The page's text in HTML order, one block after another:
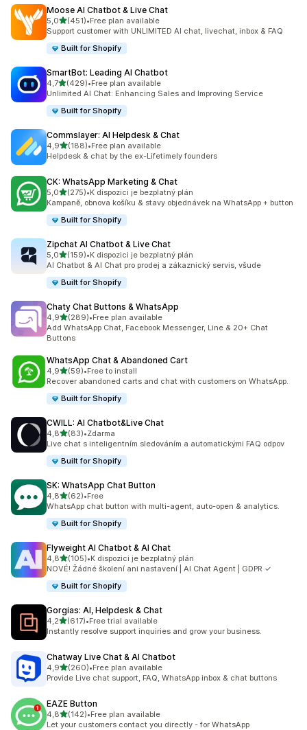
Moose AI Chatbot & Live Chat
5,0z 5 hvězd
(451)
Celkový počet recenzí: 451
•Free plan available
Support customer with UNLIMITED AI chat, livechat, inbox & FAQ
Built for Shopify
SmartBot: Leading AI Chatbot
4,7z 5 hvězd
(429)
Celkový počet recenzí: 429
•Free plan available
Unlimited AI Chat: Enhancing Sales and Improving Service
Built for Shopify
Commslayer: AI Helpdesk & Chat
4,9z 5 hvězd
(188)
Celkový počet recenzí: 188
•Free plan available
Helpdesk & chat by the ex-Lifetimely founders
CK: WhatsApp Marketing & Chat
5,0z 5 hvězd
(275)
Celkový počet recenzí: 275
•K dispozici je bezplatný plán
Kampaně, obnova košíku & stavy objednávek na WhatsApp + button
Built for Shopify
Zipchat AI Chatbot & Live Chat
5,0z 5 hvězd
(159)
Celkový počet recenzí: 159
•K dispozici je bezplatný plán
AI Chatbot & AI Chat pro prodej a zákaznický servis, všude
Built for Shopify
Chaty Chat Buttons & WhatsApp
4,9z 5 hvězd
(289)
Celkový počet recenzí: 289
•Free plan available
Add WhatsApp Chat, Facebook Messenger, Line & 20+ Chat
Buttons
WhatsApp Chat & Abandoned Cart
4,9z 5 hvězd
(59)
Celkový počet recenzí: 59
•Free to install
Recover abandoned carts and chat with customers on WhatsApp.
Built for Shopify
CWILL: AI Chatbot&Live Chat
4,8z 5 hvězd
(83)
Celkový počet recenzí: 83
•Zdarma
Live chat s inteligentním sledováním a automatickými FAQ odpov
Built for Shopify
SK: WhatsApp Chat Button
4,8z 5 hvězd
(62)
Celkový počet recenzí: 62
•Free
WhatsApp chat button with multi-agent, auto-open & analytics.
Built for Shopify
Flyweight AI Chatbot & AI Chat
4,8z 5 hvězd
(105)
Celkový počet recenzí: 105
•K dispozici je bezplatný plán
NOVÉ! Žádné školení ani nastavení | AI Chat Agent | GDPR ✓
Built for Shopify
Gorgias: AI, Helpdesk & Chat
4,2z 5 hvězd
(617)
Celkový počet recenzí: 617
•Free trial available
Instantly resolve support inquiries and grow your business.
Chatway Live Chat & AI Chatbot
4,9z 5 hvězd
(260)
Celkový počet recenzí: 260
•Free plan available
Provide Live chat support, FAQ, WhatsApp inbox & chat buttons
EAZE Button
4,8z 5 hvězd
(142)
Celkový počet recenzí: 142
•Free plan available
Let your customers contact you directly - for WhatsApp